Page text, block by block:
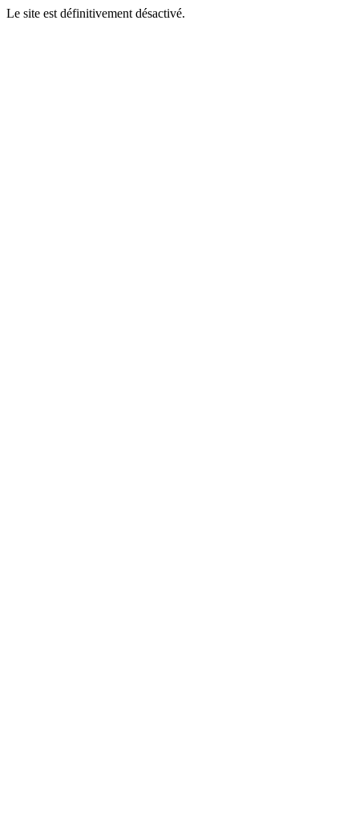
Le site est définitivement désactivé.